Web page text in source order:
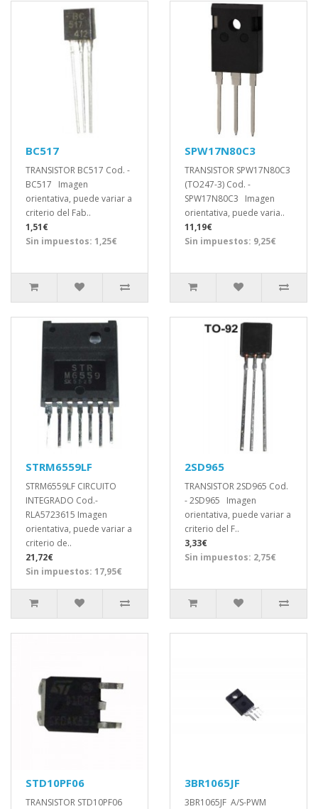
BC517
TRANSISTOR BC517 Cod. -
BC517 Imagen
orientativa, puede variar a
criterio del Fab..
1,51€
Sin impuestos: 1,25€
SPW17N80C3
TRANSISTOR SPW17N80C3
(TO247-3) Cod. -
SPW17N80C3 Imagen
orientativa, puede varia..
11,19€
Sin impuestos: 9,25€
STRM6559LF
STRM6559LF CIRCUITO
INTEGRADO Cod.-
RLA5723615 Imagen
orientativa, puede variar a
criterio de..
21,72€
Sin impuestos: 17,95€
2SD965
TRANSISTOR 2SD965 Cod.
- 2SD965 Imagen
orientativa, puede variar a
criterio del F..
3,33€
Sin impuestos: 2,75€
STD10PF06
TRANSISTOR STD10PF06
3BR1065JF
3BR1065JF A/S-PWM